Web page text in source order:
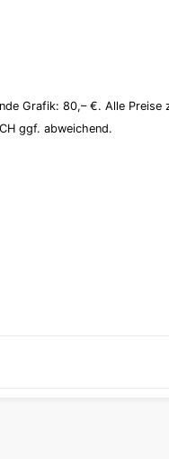
Grafik: 80,– €. Alle Preise
ggf. abweichend.